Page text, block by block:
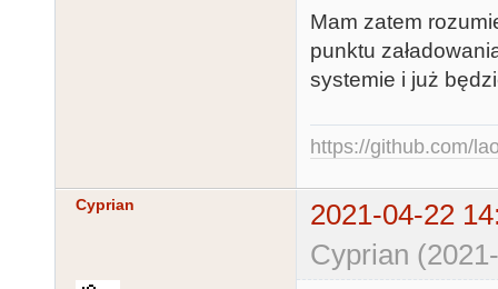
Mam zatem
punktu
systemie i już
https://github.com/
Cyprian
2021-04-22
Cyprian